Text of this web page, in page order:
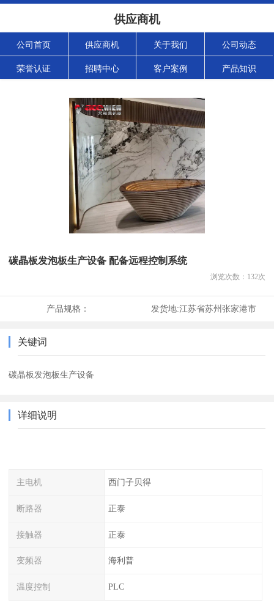
供应商机
公司首页 供应商机 关于我们 公司动态
荣誉认证 招聘中心 客户案例 产品知识
碳晶板发泡板生产设备 配备远程控制系统
浏览次数： 132次
产品规格： 发货地:江苏省苏州张家港市
关键词
碳晶板发泡板生产设备
详细说明
主电机 西门子贝得
断路器 正泰
接触器 正泰
变频器 海利普
温度控制 PLC